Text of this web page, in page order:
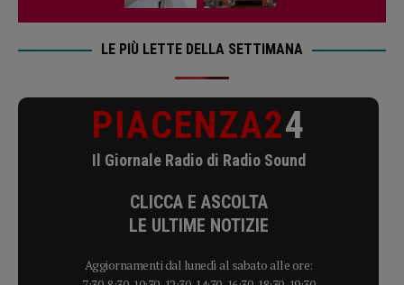
LE PIÙ LETTE DELLA SETTIMANA
PIACENZA24
Il Giornale Radio di Radio Sound
CLICCA E ASCOLTA
LE ULTIME NOTIZIE
Aggiornamenti dal lunedì al sabato alle ore: